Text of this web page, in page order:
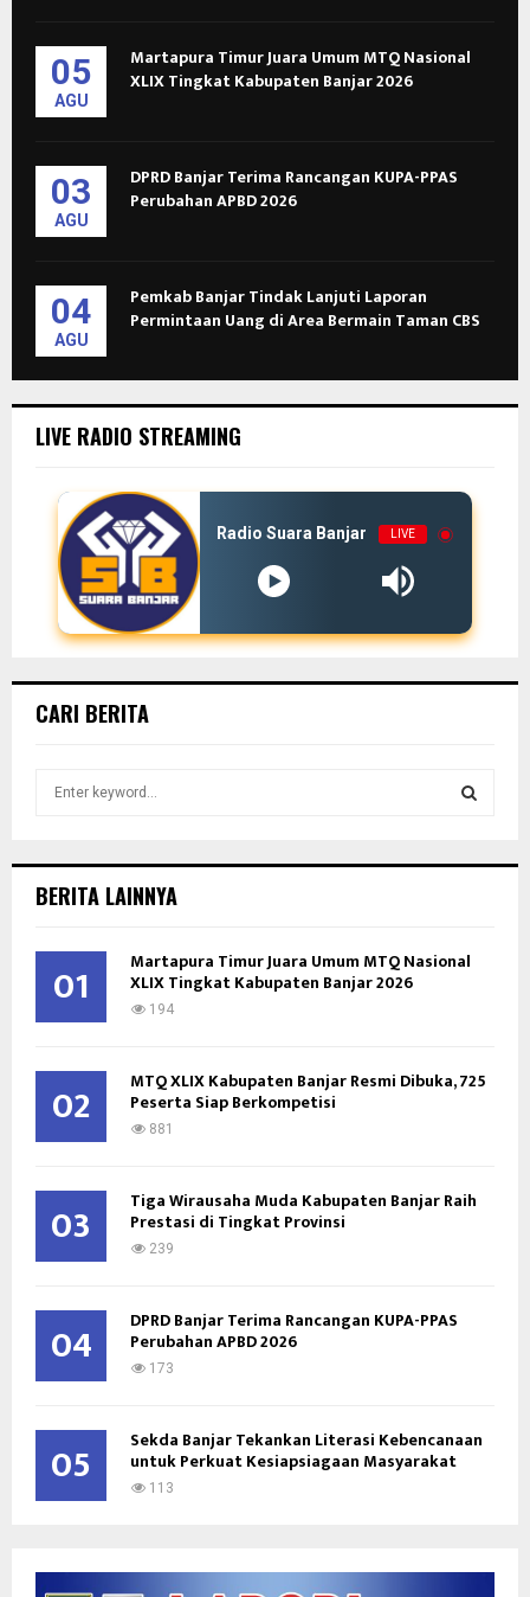
05
AGU
Martapura Timur Juara Umum MTQ Nasional
XLIX Tingkat Kabupaten Banjar 2026
03
AGU
DPRD Banjar Terima Rancangan KUPA-PPAS
Perubahan APBD 2026
04
AGU
Pemkab Banjar Tindak Lanjuti Laporan
Permintaan Uang di Area Bermain Taman CBS
LIVE RADIO STREAMING
Radio Suara Banjar LIVE
CARI BERITA
h
o
H
BERITA LAINNYA
01 Martapura Timur Juara Umum MTQ Nasional
XLIX Tingkat Kabupaten Banjar 2026
194
02 MTQ XLIX Kabupaten Banjar Resmi Dibuka, 725
Peserta Siap Berkompetisi
881
03 Tiga Wirausaha Muda Kabupaten Banjar Raih
Prestasi di Tingkat Provinsi
239
04 DPRD Banjar Terima Rancangan KUPA-PPAS
Perubahan APBD 2026
173
05 Sekda Banjar Tekankan Literasi Kebencanaan
untuk Perkuat Kesiapsiagaan Masyarakat
113